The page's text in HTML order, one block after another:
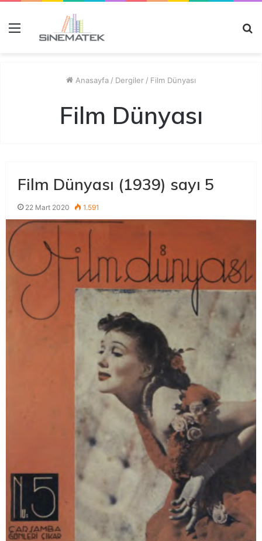
Anasayfa / Dergiler / Film Dünyası
Film Dünyası
Film Dünyası (1939) sayı 5
22 Mart 2020 1.591